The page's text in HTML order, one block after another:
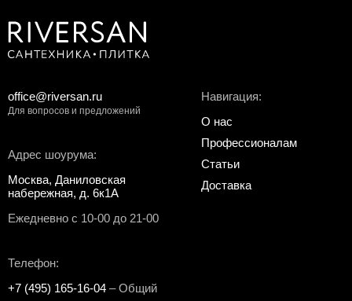
Адрес шоурума:
Москва, Даниловская
набережная, д. 6к1А
Ежедневно с 10-00 до 21-00
Телефон:
+7 (495) 165-16-04 – Общий
Навигация:
О нас
Профессионалам
Статьи
Доставка
office@riversan.ru
Для вопросов и предложений